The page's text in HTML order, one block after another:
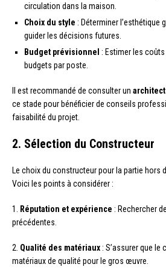
circulation dans la maison.
Choix du style : Déterminer l’esthétique
guider les décisions futures.
Budget prévisionnel : Estimer les
budgets par poste.
Il est recommandé de consulter un
ce stade pour bénéficier de conseils
faisabilité du projet.
2. Sélection du Constructeur
Le choix du constructeur pour la partie hors
Voici les points à considérer :
1. Réputation et expérience : Rechercher
précédentes.
2. Qualité des matériaux : S’assurer que
matériaux de qualité pour le gros œuvre.